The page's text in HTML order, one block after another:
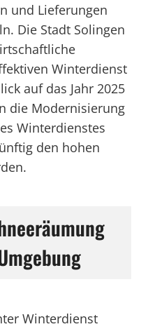
und Lieferungen
Die Stadt Solingen
Winterdienst
auf das Jahr 2025
die Modernisierung
Winterdienstes
den hohen
Winterdienst